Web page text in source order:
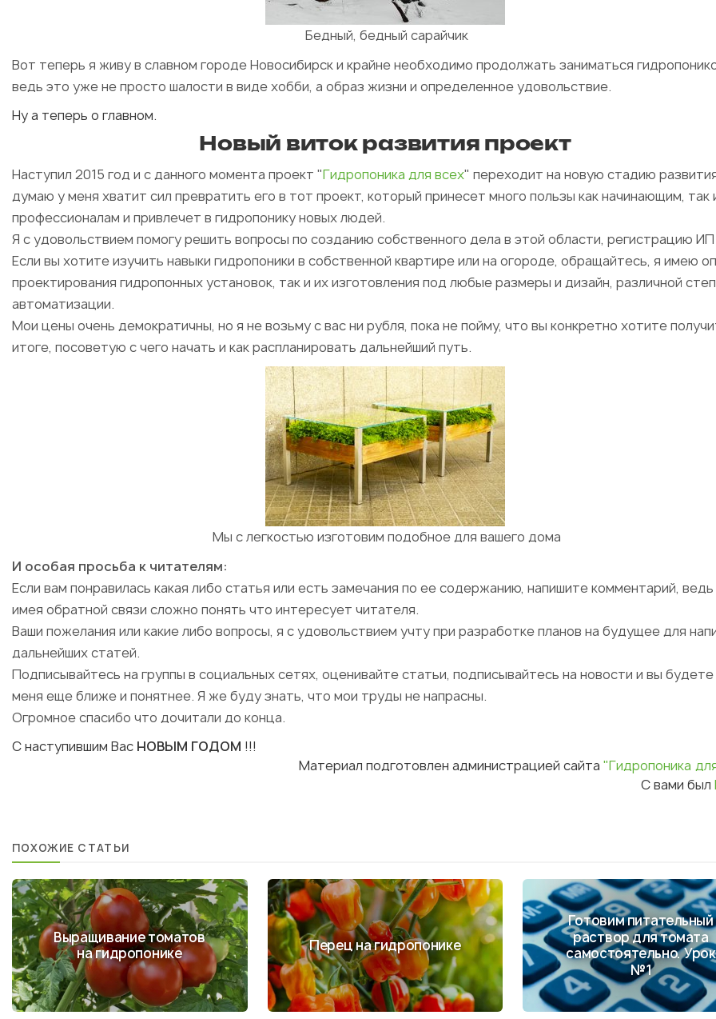
Бедный, бедный сарайчик
Вот теперь я живу в славном городе Новосибирск и крайне необходимо продолжать заниматься
ведь это уже не просто шалости в виде хобби, а образ жизни и определенное удовольствие.
Ну а теперь о главном.
Новый виток развития проект
Наступил 2015 год и с данного момента проект "Гидропоника для всех" переходит на новую стадию
думаю у меня хватит сил превратить его в тот проект, который принесет много пользы как начинающим, так
профессионалам и привлечет в гидропонику новых людей.
Я с удовольствием помогу решить вопросы по созданию собственного дела в этой области, регистрацию ИП
Если вы хотите изучить навыки гидропоники в собственной квартире или на огороде, обращайтесь, я имею
проектирования гидропонных установок, так и их изготовления под любые размеры и дизайн, различной
автоматизации.
Мои цены очень демократичны, но я не возьму с вас ни рубля, пока не пойму, что вы конкретно хотите
итоге, посоветую с чего начать и как распланировать дальнейший путь.
Мы с легкостью изготовим подобное для вашего дома
И особая просьба к читателям:
Если вам понравилась какая либо статья или есть замечания по ее содержанию, напишите комментарий,
имея обратной связи сложно понять что интересует читателя.
Ваши пожелания или какие либо вопросы, я с удовольствием учту при разработке планов на будущее для
дальнейших статей.
Подписывайтесь на группы в социальных сетях, оценивайте статьи, подписывайтесь на новости и вы
меня еще ближе и понятнее. Я же буду знать, что мои труды не напрасны.
Огромное спасибо что дочитали до конца.
С наступившим Вас НОВЫМ ГОДОМ !!!
Материал подготовлен администрацией сайта "Гидропоника
С вами был
ПОХОЖИЕ СТАТЬИ
Выращивание томатов
на гидропонике
Перец на гидропонике
Готовим питательный
раствор для томата
самостоятельно. Урок
№1